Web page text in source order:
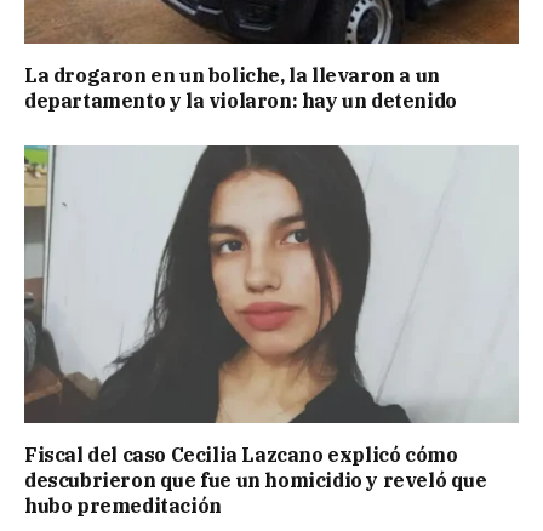
La drogaron en un boliche, la llevaron a un
departamento y la violaron: hay un detenido
Fiscal del caso Cecilia Lazcano explicó cómo
descubrieron que fue un homicidio y reveló que
hubo premeditación